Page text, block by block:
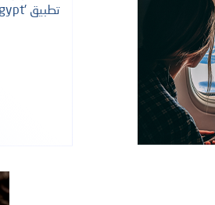
المعاملات المصرفية عبر الهاتف المحمول
تطبيق 'Priceless Specials Egypt'.